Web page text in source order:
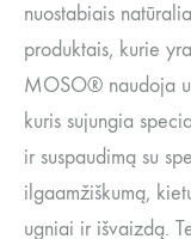
nuostabiais
produktais, kurie
MOSO® naudoja
kuris sujungia
ir suspaudimą su
ilgaamžiškumą,
ugniai ir išvaizdą.